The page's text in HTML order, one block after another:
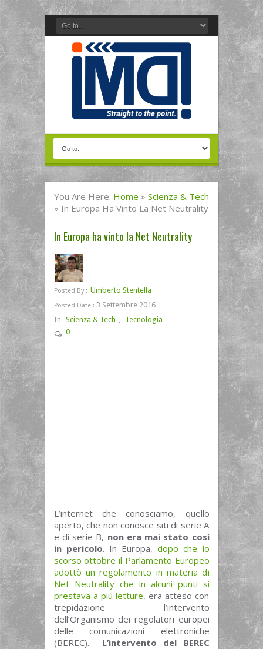
You Are Here: Home » Scienza & Tech
» In Europa Ha Vinto La Net Neutrality
In Europa ha vinto la Net Neutrality
Posted By : Umberto Stentella
Posted Date : 3 Settembre 2016
In Scienza & Tech , Tecnologia
0
L’internet che conosciamo, quello
aperto, che non conosce siti di serie A
e di serie B, non era mai stato così
in pericolo. In Europa,dopo che lo
scorso ottobre il Parlamento Europeo
adottò un regolamento in materia di
Net Neutrality che in alcuni punti si
prestava a più letture, era atteso con
trepidazione l’intervento
dell’Organismo dei regolatori europei
delle comunicazioni elettroniche
(BEREC). L’intervento del BEREC